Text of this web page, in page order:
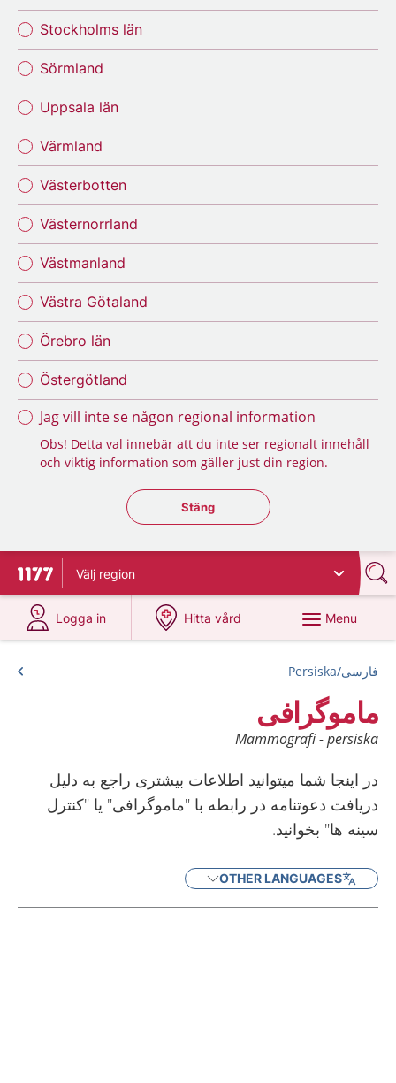
Stockholms län
Sörmland
Uppsala län
Värmland
Västerbotten
Västernorrland
Västmanland
Västra Götaland
Örebro län
Östergötland
Jag vill inte se någon regional information
Obs! Detta val innebär att du inte ser regionalt innehåll
och viktig information som gäller just din region.
Stäng regionsväljaren
Stäng
To start page for 1177
Välj region
Logga in
at 1177.se
Hitta vård
at 1177.se
Menu
فارسی/Persiska
ماموگرافی
Mammografi - persiska
در اینجا شما میتوانید اطلاعات بیشتری راجع به دلیل
دریافت دعوتنامه در رابطه با "ماموگرافی" یا "کنترل
سینه ها" بخوانید.
OTHER LANGUAGES